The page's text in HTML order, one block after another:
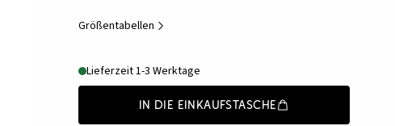
Größentabellen
Lieferzeit 1-3 Werktage
In die Einkaufstasche